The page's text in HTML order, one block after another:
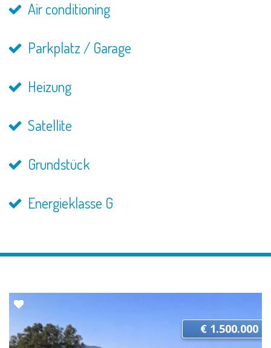
Air conditioning
Parkplatz / Garage
Heizung
Satellite
Grundstück
Energieklasse G
€ 1.500.000